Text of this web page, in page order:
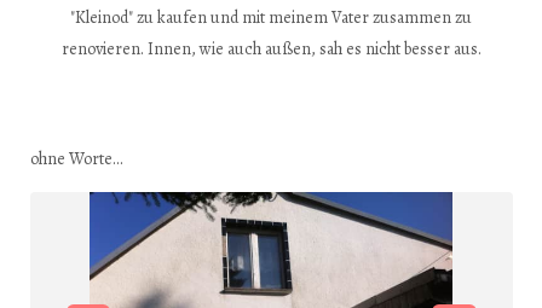
Verfügbarkeit
Über uns ▾
"Kleinod" zu kaufen und mit meinem Vater zusammen zu
renovieren. Innen, wie auch außen, sah es nicht besser aus.
ohne Worte...